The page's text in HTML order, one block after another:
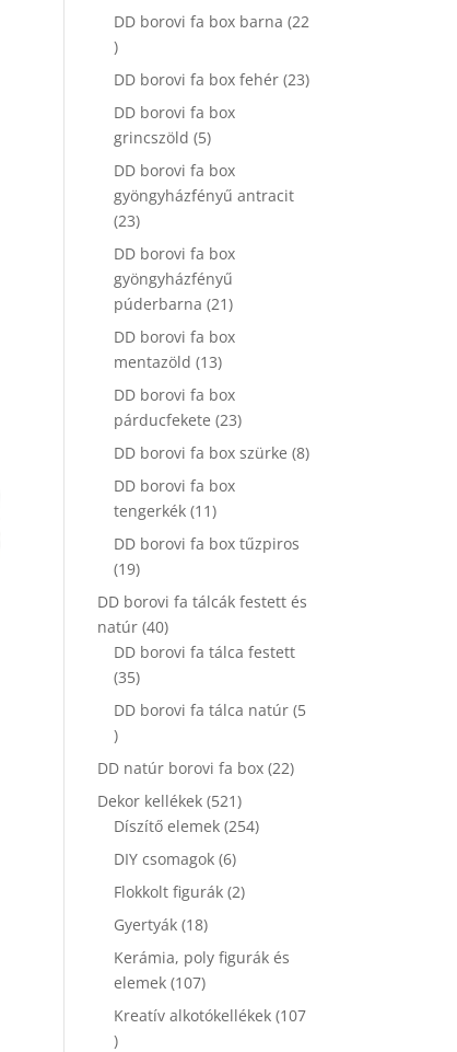
termék
DD borovi fa box barna 22
22
termék
DD borovi fa box fehér 2323
DD borovi fa box
grincszöld 55
termék
DD borovi fa box
gyöngyházfényű antracit
2323
termék
DD borovi fa box
gyöngyházfényű
púderbarna 2121
DD borovi fa box
mentazöld 1313
DD borovi fa box
párducfekete 2323
termék
DD borovi fa box szürke 88
DD borovi fa box
tengerkék 1111
termék
DD borovi fa box tűzpiros
1919
termék
DD borovi fa tálcák festett és
natúr 4040
termék
DD borovi fa tálca festett
3535
termék
DD borovi fa tálca natúr 5
5
termék
DD natúr borovi fa box 2222
Dekor kellékek 521521
termék
Díszítő elemek 254254
DIY csomagok 66
termék
Flokkolt figurák 22
Gyertyák 1818
termék
Kerámia, poly figurák és
elemek 107107
termék
Kreatív alkotókellékek 107
107